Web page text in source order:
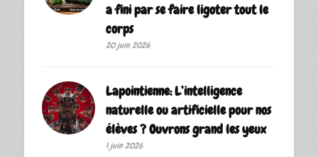
a fini par se faire ligoter tout le
corps
20 juin 2026
Lapointienne: L’intelligence
naturelle ou artificielle pour nos
élèves ? Ouvrons grand les yeux
1 juin 2026